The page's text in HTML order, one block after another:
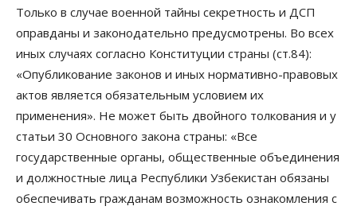
Только в случае военной тайны секретность и ДСП
оправданы и законодательно предусмотрены. Во всех
иных случаях согласно Конституции страны (ст.84):
«Опубликование законов и иных нормативно-правовых
актов является обязательным условием их
применения». Не может быть двойного толкования и у
статьи 30 Основного закона страны: «Все
государственные органы, общественные объединения
и должностные лица Республики Узбекистан обязаны
обеспечивать гражданам возможность ознакомления с